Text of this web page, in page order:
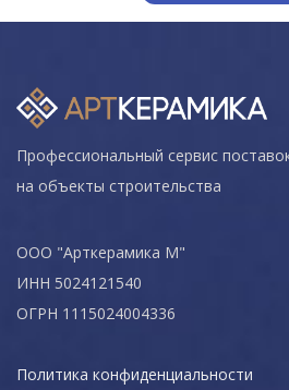
Профессиональный сервис
на объекты строительства
ООО "Арткерамика М"
ИНН 5024121540
ОГРН 1115024004336
Политика конфиденциальности